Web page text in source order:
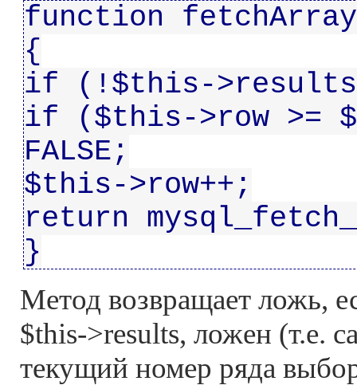
function
{
if (!$this-
if ($this->row >=
FALSE;
$this->row++;
return
}
Метод возвращает ложь,
$this->results, ложен (т.е.
текущий номер ряда